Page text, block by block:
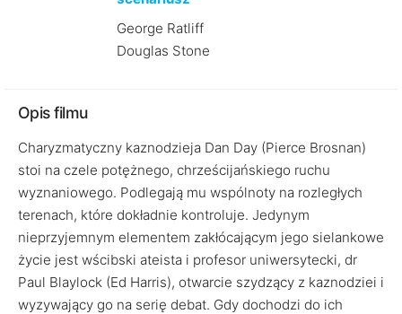
George Ratliff
Douglas Stone
Opis filmu
Charyzmatyczny kaznodzieja Dan Day (Pierce Brosnan)
stoi na czele potężnego, chrześcijańskiego ruchu
wyznaniowego. Podlegają mu wspólnoty na rozległych
terenach, które dokładnie kontroluje. Jedynym
nieprzyjemnym elementem zakłócającym jego sielankowe
życie jest wścibski ateista i profesor uniwersytecki, dr
Paul Blaylock (Ed Harris), otwarcie szydzący z kaznodziei i
wyzywający go na serię debat. Gdy dochodzi do ich